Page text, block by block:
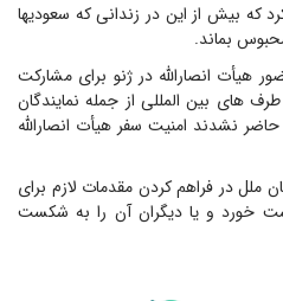
بیش از این در زندانی که سعودیها
بماند.
انصارالله در ژنو برای مشارکت
های بین المللی از جمله نمایندگان
نشدند امنیت سفر هیأت انصارالله
در فراهم کردن مقدمات لازم برای
خورد و یا دیگران آن را به شکست